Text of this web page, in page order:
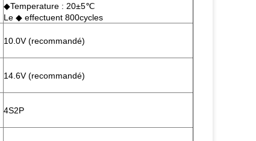
◆Temperature : 20±5℃
Le ◆ effectuent 800cycles
10.0V (recommandé)
14.6V (recommandé)
4S2P